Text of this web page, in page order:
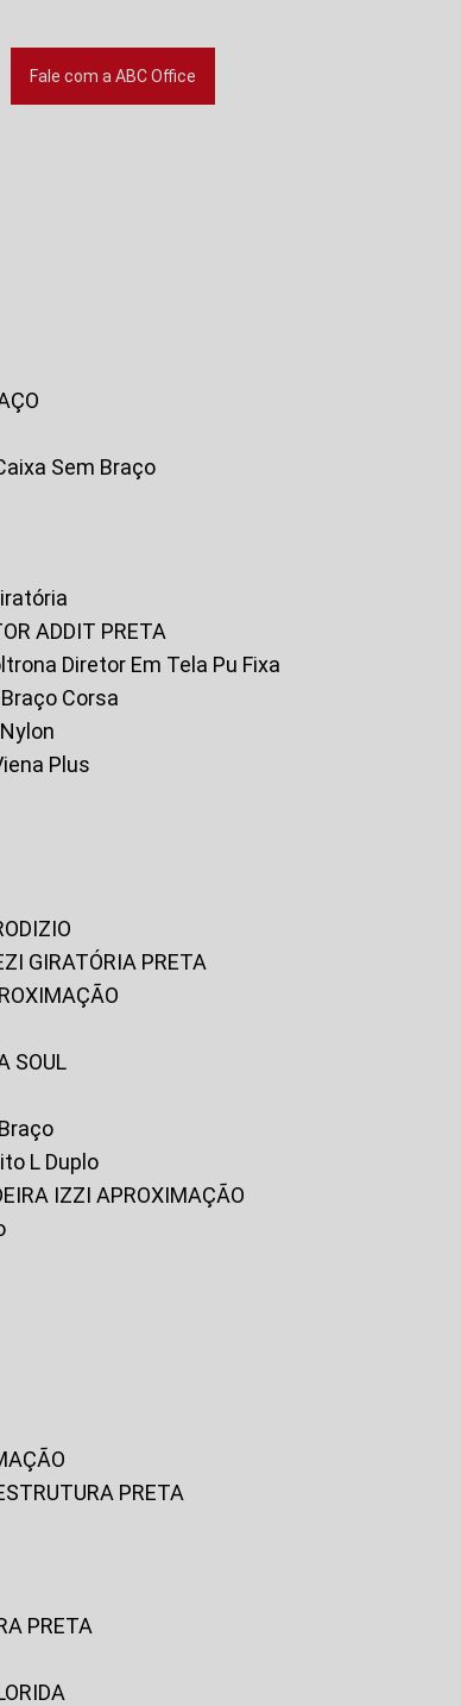
Fale com a ABC Office
Sem Braço
ADDIT PRETA
Diretor Em Tela Pu Fixa
Corsa
Plus
GIRATÓRIA PRETA
SOUL
L Duplo
IZZI APROXIMAÇÃO
PRETA
PRETA